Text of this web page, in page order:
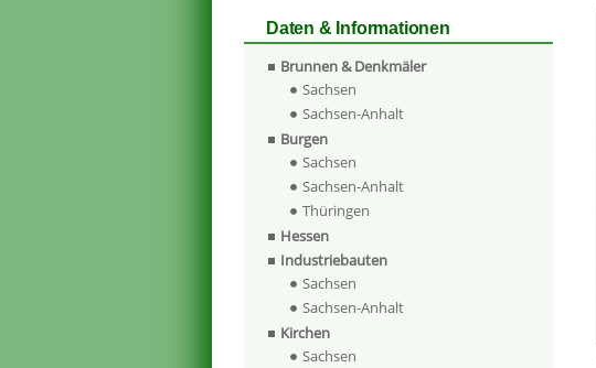
Daten & Informationen
Brunnen & Denkmäler
Sachsen
Sachsen-Anhalt
Burgen
Sachsen
Sachsen-Anhalt
Thüringen
Hessen
Industriebauten
Sachsen
Sachsen-Anhalt
Kirchen
Sachsen